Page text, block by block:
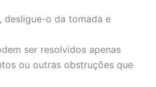
desligue-o da tomada e
ser resolvidos apenas
ou outras obstruções que